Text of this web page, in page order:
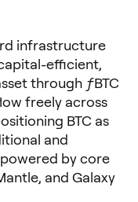
infrastructure
efficient,
through ƒBTC
freely across
BTC as
and
by core
and Galaxy